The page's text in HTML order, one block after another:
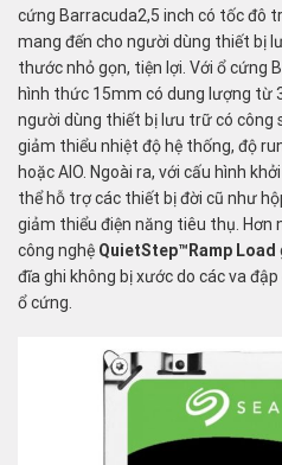
cứng Barracuda2,5 inch có tốc đô
mang đến cho người dùng thiết bị
thước nhỏ gọn, tiện lợi. Với ổ cứng
hình thức 15mm có dung lượng từ
người dùng thiết bị lưu trữ có công
giảm thiểu nhiệt độ hệ thống, độ
hoặc AIO. Ngoài ra, với cấu hình
thể hỗ trợ các thiết bị đời cũ như
giảm thiểu điện năng tiêu thụ. Hơn
công nghệ QuietStep™Ramp Load
đĩa ghi không bị xước do các va
ổ cứng.